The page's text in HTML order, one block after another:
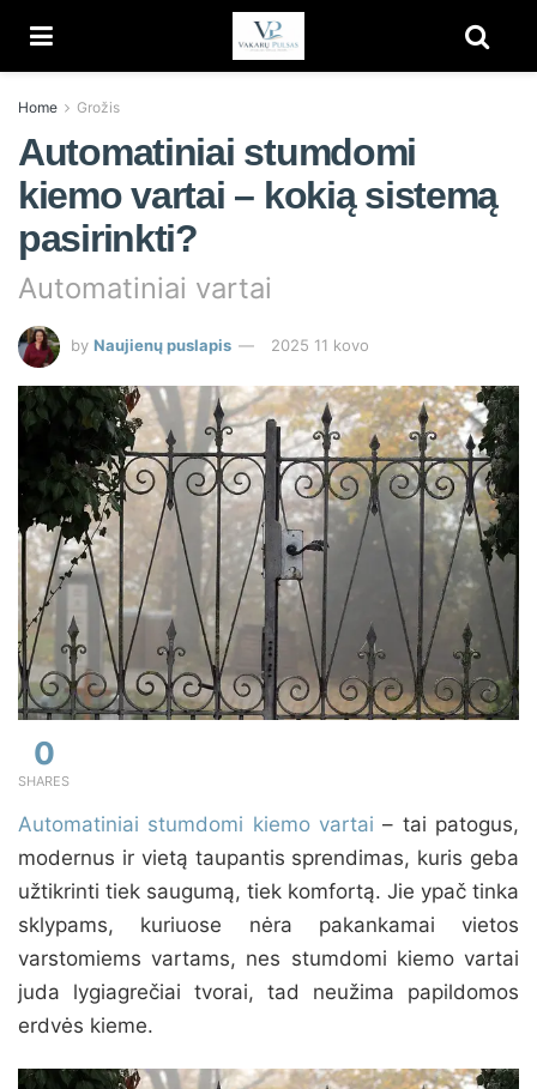
Home Grožis
Automatiniai stumdomi
kiemo vartai – kokią sistemą
pasirinkti?
Automatiniai vartai
by Naujienų puslapis 2025 11 kovo
0
SHARES
Automatiniai stumdomi kiemo vartai – tai patogus,
modernus ir vietą taupantis sprendimas, kuris geba
užtikrinti tiek saugumą, tiek komfortą. Jie ypač tinka
sklypams, kuriuose nėra pakankamai vietos
varstomiems vartams, nes stumdomi kiemo vartai
juda lygiagrečiai tvorai, tad neužima papildomos
erdvės kieme.